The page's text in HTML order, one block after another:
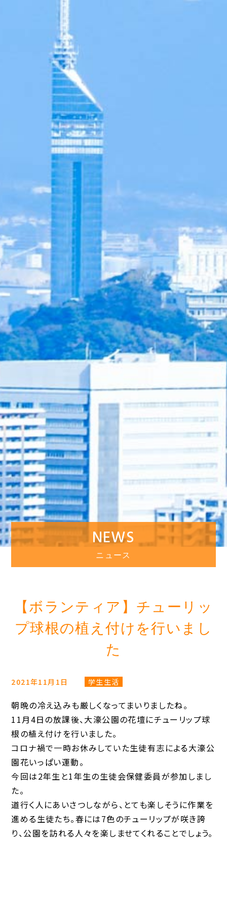
NEWS
ニュース
【ボランティア】チューリッ
プ球根の植え付けを行いまし
た
2021年11月1日 学生生活
朝晩の冷え込みも厳しくなってまいりましたね。
11月4日の放課後、大濠公園の花壇にチューリップ球
根の植え付けを行いました。
コロナ禍で一時お休みしていた生徒有志による大濠公
園花いっぱい運動。
今回は2年生と1年生の生徒会保健委員が参加しまし
た。
道行く人にあいさつしながら、とても楽しそうに作業を
進める生徒たち。春には7色のチューリップが咲き誇
り、公園を訪れる人々を楽しませてくれることでしょう。